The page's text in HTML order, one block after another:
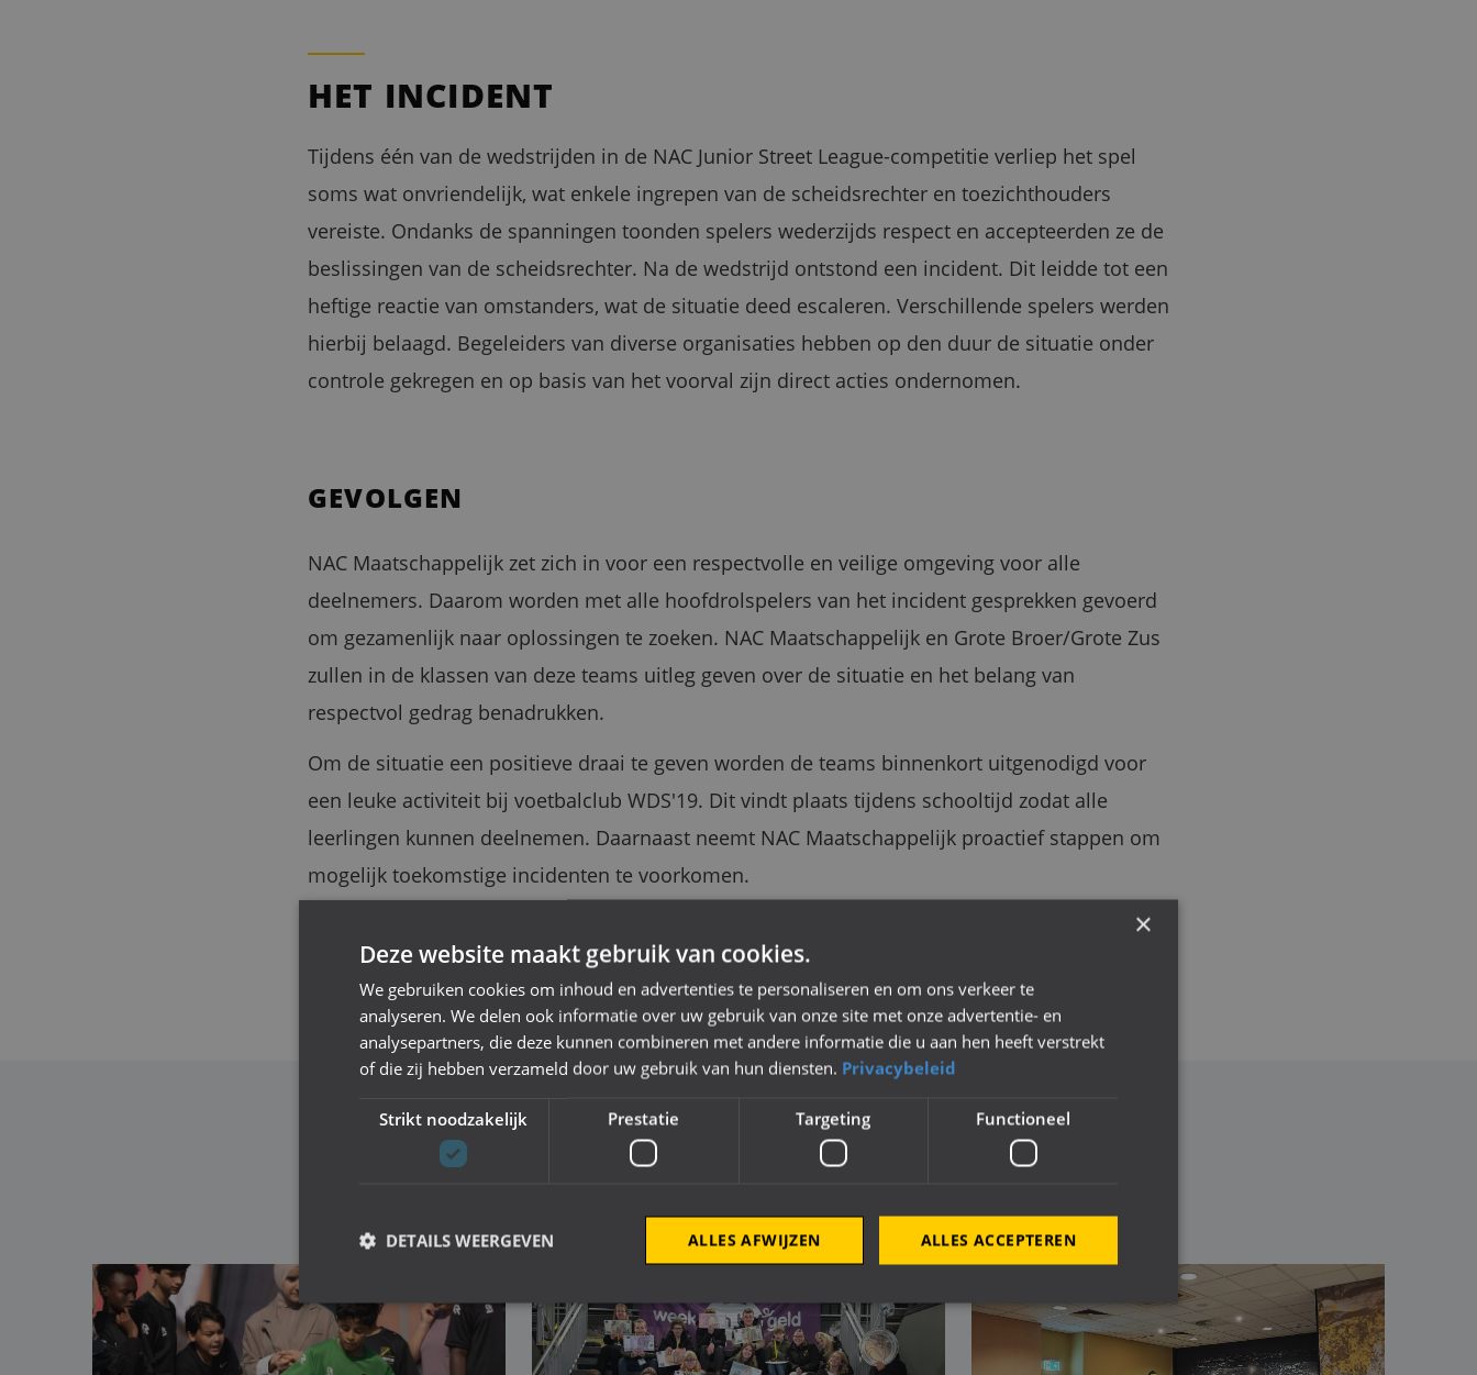
HET INCIDENT
Tijdens één van de wedstrijden in de NAC Junior Street League-competitie verliep het spel
soms wat onvriendelijk, wat enkele ingrepen van de scheidsrechter en toezichthouders
vereiste. Ondanks de spanningen toonden spelers wederzijds respect en accepteerden ze de
beslissingen van de scheidsrechter. Na de wedstrijd ontstond een incident. Dit leidde tot een
heftige reactie van omstanders, wat de situatie deed escaleren. Verschillende spelers werden
hierbij belaagd. Begeleiders van diverse organisaties hebben op den duur de situatie onder
controle gekregen en op basis van het voorval zijn direct acties ondernomen.
GEVOLGEN
NAC Maatschappelijk zet zich in voor een respectvolle en veilige omgeving voor alle
deelnemers. Daarom worden met alle hoofdrolspelers van het incident gesprekken gevoerd
om gezamenlijk naar oplossingen te zoeken. NAC Maatschappelijk en Grote Broer/Grote Zus
zullen in de klassen van deze teams uitleg geven over de situatie en het belang van
respectvol gedrag benadrukken.
Om de situatie een positieve draai te geven worden de teams binnenkort uitgenodigd voor
een leuke activiteit bij voetbalclub WDS'19. Dit vindt plaats tijdens schooltijd zodat alle
leerlingen kunnen deelnemen. Daarnaast neemt NAC Maatschappelijk proactief stappen om
mogelijk toekomstige incidenten te voorkomen.
maatschappelijk@nac.nl .
×
Deze website maakt gebruik van cookies.
We gebruiken cookies om inhoud en advertenties te personaliseren en om ons verkeer te
analyseren. We delen ook informatie over uw gebruik van onze site met onze advertentie- en
analysepartners, die deze kunnen combineren met andere informatie die u aan hen heeft verstrekt
of die zij hebben verzameld door uw gebruik van hun diensten. Privacybeleid
Strikt noodzakelijk Prestatie Targeting Functioneel
ALLES ACCEPTEREN
ALLES AFWIJZEN
DETAILS WEERGEVEN
Strikt noodzakelijk Prestatie Targeting Functioneel